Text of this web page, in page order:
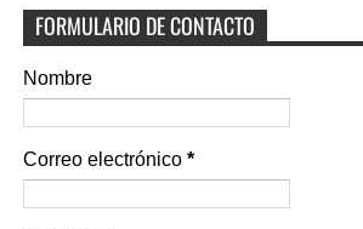
FORMULARIO DE CONTACTO
Nombre
Correo electrónico *